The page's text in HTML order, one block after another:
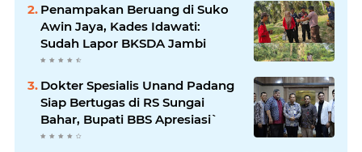
Penampakan Beruang di Suko
Awin Jaya, Kades Idawati:
Sudah Lapor BKSDA Jambi
Dokter Spesialis Unand Padang
Siap Bertugas di RS Sungai
Bahar, Bupati BBS Apresiasi`